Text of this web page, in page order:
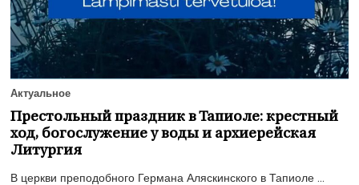
Актуальное
Престольный праздник в Тапиоле: крестный
ход, богослужение у воды и архиерейская
Литургия
В церкви преподобного Германа Аляскинского в Тапиоле ...